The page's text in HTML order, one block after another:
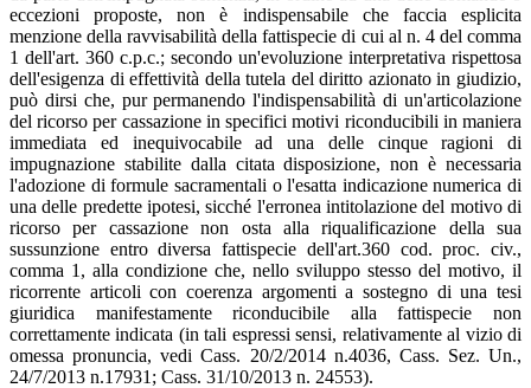
eccezioni proposte, non è indispensabile che faccia esplicita
menzione della ravvisabilità della fattispecie di cui al n. 4 del comma
1 dell'art. 360 c.p.c.; secondo un'evoluzione interpretativa rispettosa
dell'esigenza di effettività della tutela del diritto azionato in giudizio,
può dirsi che, pur permanendo l'indispensabilità di un'articolazione
del ricorso per cassazione in specifici motivi riconducibili in maniera
immediata ed inequivocabile ad una delle cinque ragioni di
impugnazione stabilite dalla citata disposizione, non è necessaria
l'adozione di formule sacramentali o l'esatta indicazione numerica di
una delle predette ipotesi, sicché l'erronea intitolazione del motivo di
ricorso per cassazione non osta alla riqualificazione della sua
sussunzione entro diversa fattispecie dell'art.360 cod. proc. civ.,
comma 1, alla condizione che, nello sviluppo stesso del motivo, il
ricorrente articoli con coerenza argomenti a sostegno di una tesi
giuridica manifestamente riconducibile alla fattispecie non
correttamente indicata (in tali espressi sensi, relativamente al vizio di
omessa pronuncia, vedi Cass. 20/2/2014 n.4036, Cass. Sez. Un.,
24/7/2013 n.17931; Cass. 31/10/2013 n. 24553).